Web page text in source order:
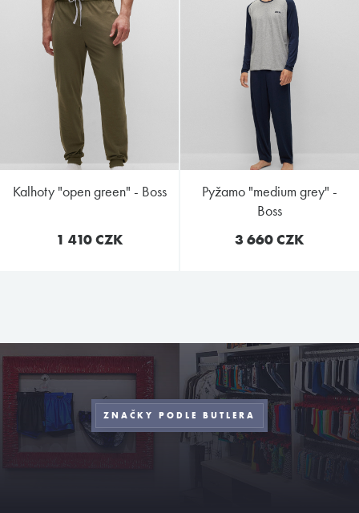
kalhoty "open green" - Boss
1 410 CZK
pyžamo "medium grey" -
Boss
3 660 CZK
ZNAČKY PODLE BUTLERA